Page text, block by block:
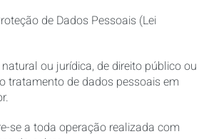
de Dados Pessoais (Lei
natural ou jurídica, de direito público ou
tratamento de dados pessoais em
se a toda operação realizada com